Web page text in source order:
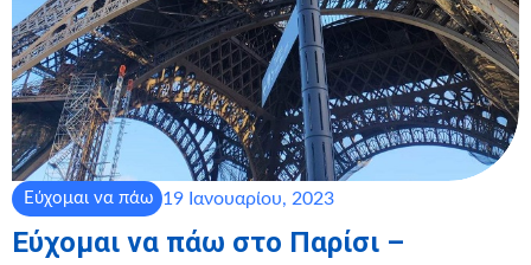
Εύχομαι να πάω 19 Ιανουαρίου, 2023
Εύχομαι να πάω στο Παρίσι –